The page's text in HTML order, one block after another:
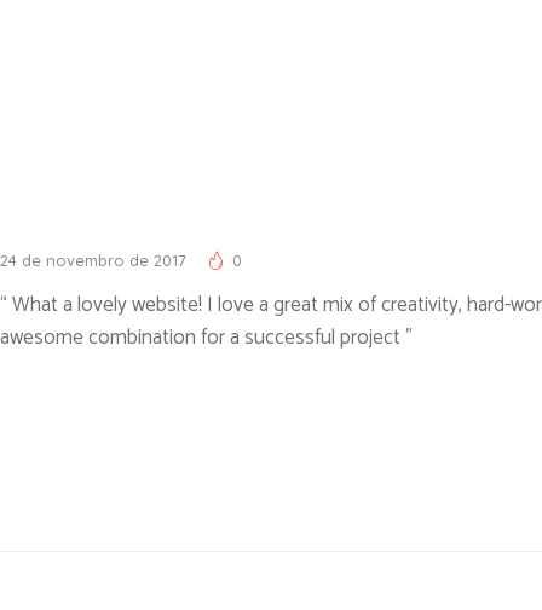
24 de novembro de 2017 0
“ What a lovely website! I love a great mix of creativity, hard-
awesome combination for a successful project ”